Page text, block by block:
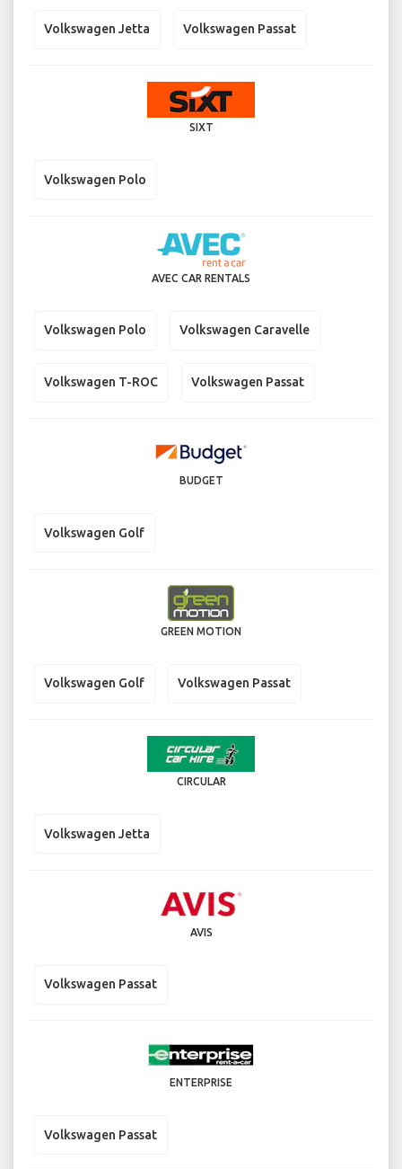
Volkswagen Jetta Volkswagen Passat
SIXT
Volkswagen Polo
AVEC CAR RENTALS
Volkswagen Polo Volkswagen Caravelle
Volkswagen T-ROC Volkswagen Passat
BUDGET
Volkswagen Golf
GREEN MOTION
Volkswagen Golf Volkswagen Passat
CIRCULAR
Volkswagen Jetta
AVIS
Volkswagen Passat
ENTERPRISE
Volkswagen Passat